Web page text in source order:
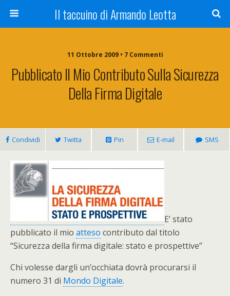
Il taccuino di Armando Leotta
11 Ottobre 2009 • 7 Commenti
Pubblicato Il Mio Contributo Sulla Sicurezza
Della Firma Digitale
Condividi Twitta Pin E-mail SMS
E’ stato
pubblicato il mio atteso contributo dal titolo
“Sicurezza della firma digitale: stato e prospettive”
Chi volesse dargli un’occhiata dovrà procurarsi il
numero 31 di Mondo Digitale.